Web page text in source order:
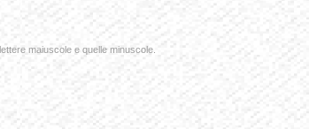
maiuscole e quelle minuscole.